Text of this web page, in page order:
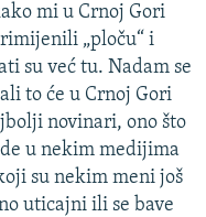
mi u Crnoj Gori
„ploču“ i
su već tu. Nadam se
to će u Crnoj Gori
novinari, ono što
u nekim medijima
su nekim meni još
uticajni ili se bave